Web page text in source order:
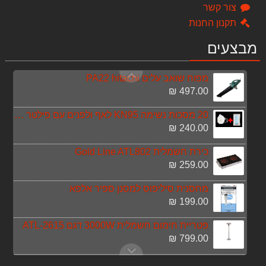
צור קשר
תקנון החנות
מבצעים849.00 ₪
מפוח שואב עלים PA22 hitachi
497.00 ₪
20 מסכות נשימה KN95 לאף ולפנים עם פילטר + 20 מסכות נשמיה לפנים רפואית הגיינית
240.00 ₪
כירת חשמלית Gold Line ATL802
259.00 ₪
מחסנית סיליפוס למסנן ספיר אלפא
199.00 ₪
פטריית חימום חשמלית 3000W דגם ATL-2615
799.00 ₪